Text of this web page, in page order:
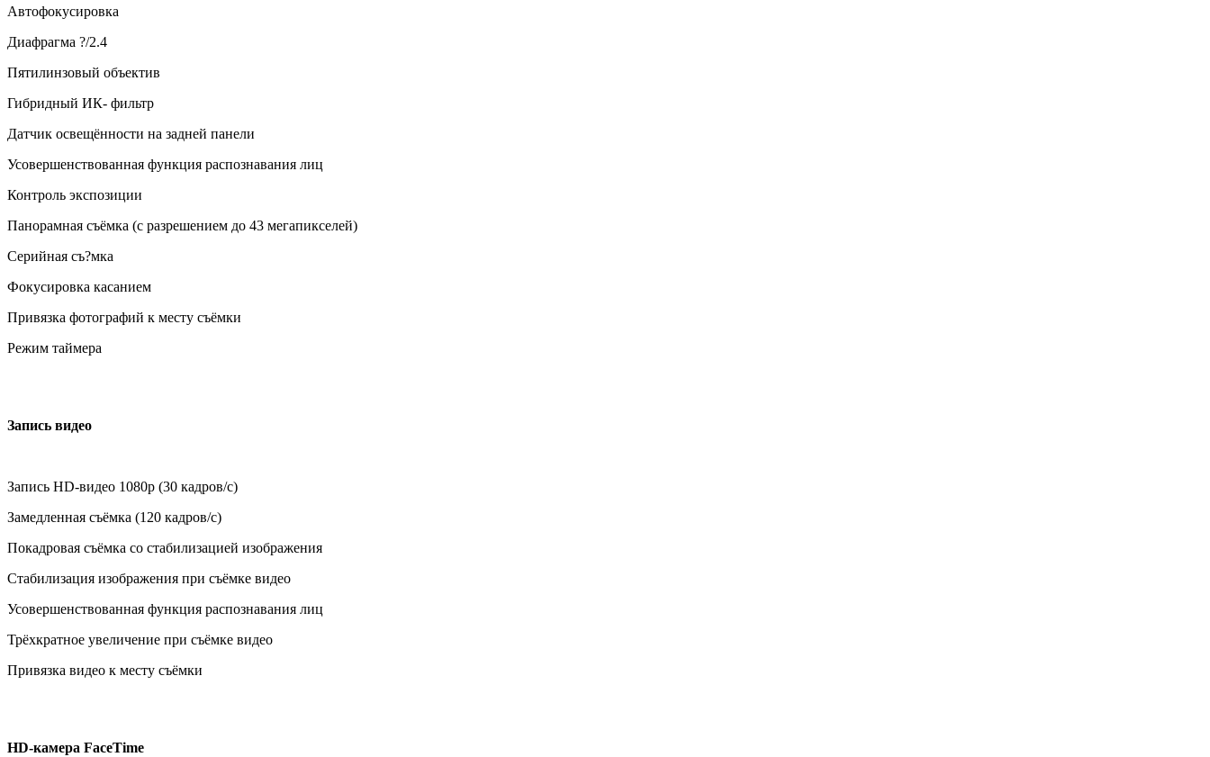
Автофокусировка
Диафрагма ?/2.4
Пятилинзовый объектив
Гибридный ИК- фильтр
Датчик освещённости на задней панели
Усовершенствованная функция распознавания лиц
Контроль экспозиции
Панорамная съёмка (с разрешением до 43 мегапикселей)
Серийная съ?мка
Фокусировка касанием
Привязка фотографий к месту съёмки
Режим таймера
Запись видео
Запись HD-видео 1080p (30 кадров/с)
Замедленная съёмка (120 кадров/с)
Покадровая съёмка со стабилизацией изображения
Стабилизация изображения при съёмке видео
Усовершенствованная функция распознавания лиц
Трёхкратное увеличение при съёмке видео
Привязка видео к месту съёмки
HD-камера FaceTime